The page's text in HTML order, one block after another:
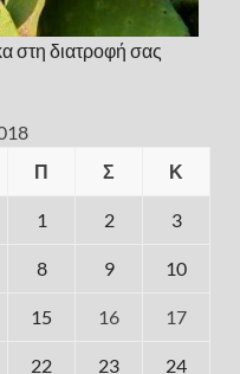
στη διατροφή σας
Π Σ Κ
1 2 3
8 9 10
15 16 17
22 23 24